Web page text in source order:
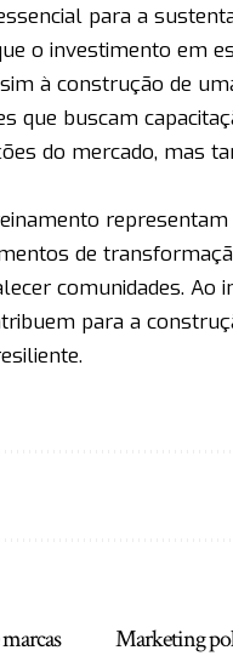
para a
o investimento em
à construção de
que buscam
do mercado, mas
de
comunidades. Ao
para a
Marketing